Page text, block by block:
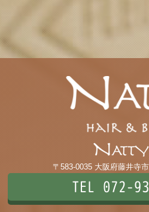
〒583-0035 大阪府藤井寺
TEL 072-